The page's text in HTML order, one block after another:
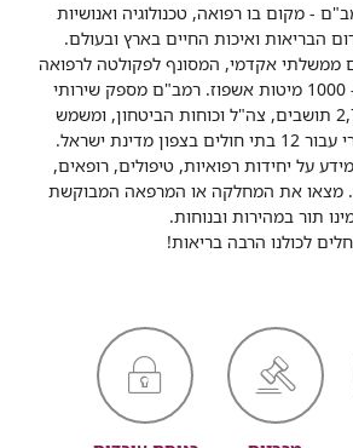
- מקום בו רפואה, טכנולוגיה ואנושיות
הבריאות ואיכות החיים בארץ ובעולם.
ממשלתי אקדמי, המסונף לפקולטה לרפואה
של הטכניון ומונה כ- 1000 מיטות אשפוז. רמב"ם מספק שירותי
רפואה לכ-2,700,000 תושבים, צה"ל וכוחות הביטחון, ומשמש
מדינת ישראל.
על יחידות רפואיות, טיפולים, רופאים,
מצאו את המחלקה או המרפאה המבוקשת
תור במהירות ובנוחות.
לכולנו הרבה בריאות!